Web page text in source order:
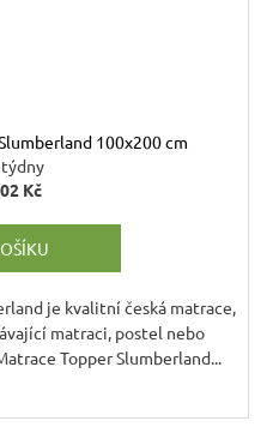
100x200 cm
týdny
Kč
je kvalitní česká matrace,
matraci, postel nebo
Topper Slumberland...